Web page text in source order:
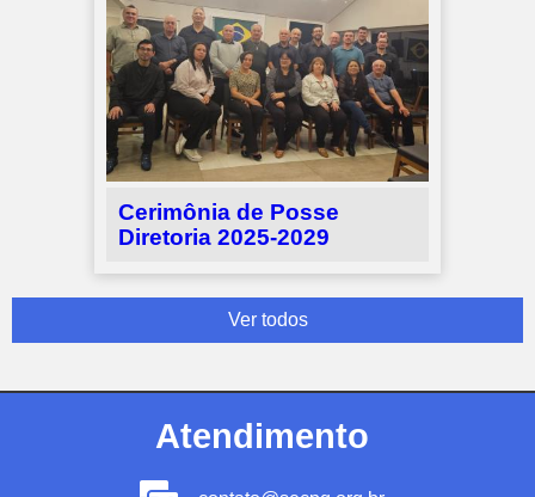
Cerimônia de Posse
Diretoria 2025-2029
Ver todos
Atendimento